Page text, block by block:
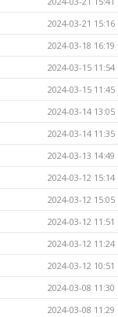
2024-03-21 15:16
2024-03-18 16:19
2024-03-15 11:54
2024-03-15 11:45
2024-03-14 13:05
2024-03-14 11:35
2024-03-13 14:49
2024-03-12 15:14
2024-03-12 15:05
2024-03-12 11:51
2024-03-12 11:24
2024-03-12 10:51
2024-03-08 11:30
2024-03-08 11:29